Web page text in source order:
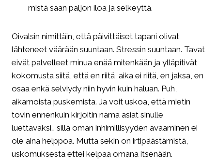
mistä saan paljon iloa ja selkeyttä.
Oivalsin nimittäin, että päivittäiset tapani olivat
lähteneet väärään suuntaan. Stressin suuntaan. Tavat
eivät palvelleet minua enää mitenkään ja ylläpitivät
kokomusta siitä, että en riitä, aika ei riitä, en jaksa, en
osaa enkä selviydy niin hyvin kuin haluan. Puh,
aikamoista puskemista. Ja voit uskoa, että mietin
tovin ennenkuin kirjoitin nämä asiat sinulle
luettavaksi… sillä oman inhimillisyyden avaaminen ei
ole aina helppoa. Mutta sekin on irtipäästämistä,
uskomuksesta ettei kelpaa omana itsenään.